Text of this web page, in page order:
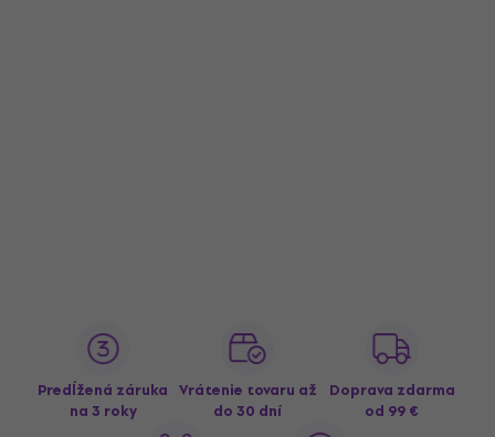
Predĺžená záruka
na 3 roky
Vrátenie tovaru až
do 30 dní
Doprava zdarma
od 99 €